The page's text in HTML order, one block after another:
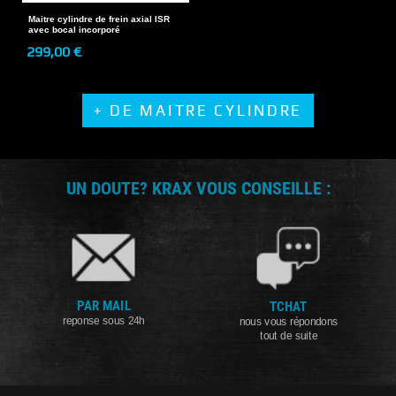
Maitre cylindre de frein axial ISR
avec bocal incorporé
299,00 €
+ DE MAITRE CYLINDRE
UN DOUTE? KRAX VOUS CONSEILLE :
PAR MAIL
reponse sous 24h
TCHAT
nous vous répondons
tout de suite